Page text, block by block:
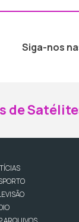
Siga-nos
de